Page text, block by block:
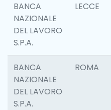
BANCA
NAZIONALE
DEL LAVORO
S.P.A.
LECCE
BANCA
NAZIONALE
DEL LAVORO
S.P.A.
ROMA